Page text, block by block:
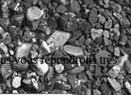
vous répondrons très